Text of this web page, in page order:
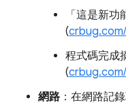
「這是新
(
程式碼完成
(
網路 ：在網路記